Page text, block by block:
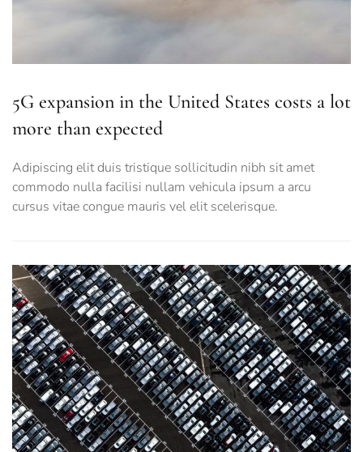
5G expansion in the United States costs a lot
more than expected
Adipiscing elit duis tristique sollicitudin nibh sit amet
commodo nulla facilisi nullam vehicula ipsum a arcu
cursus vitae congue mauris vel elit scelerisque.